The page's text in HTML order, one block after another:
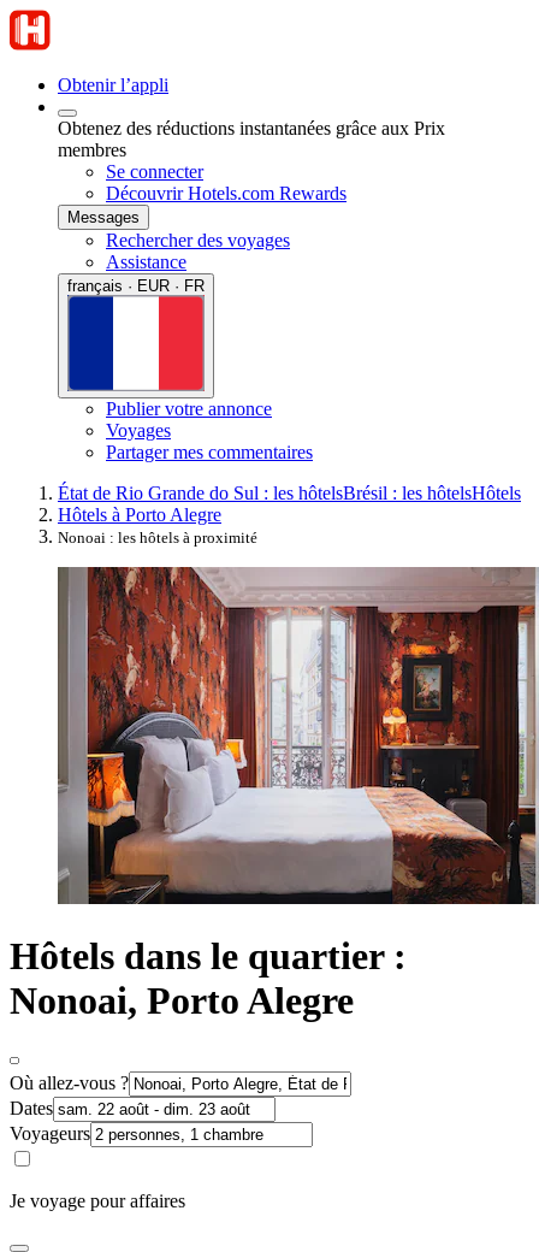
Obtenir l’appli
Obtenez des réductions instantanées grâce aux Prix
membres
Se connecter
Découvrir Hotels.com Rewards
Messages
Rechercher des voyages
Assistance
français · EUR · FR
Publier votre annonce
Voyages
Partager mes commentaires
État de Rio Grande do Sul : les hôtelsBrésil : les hôtelsHôtels
Hôtels à Porto Alegre
Nonoai : les hôtels à proximité
Hôtels dans le quartier :
Nonoai, Porto Alegre
Où allez-vous ?
Dates
Voyageurs
Je voyage pour affaires